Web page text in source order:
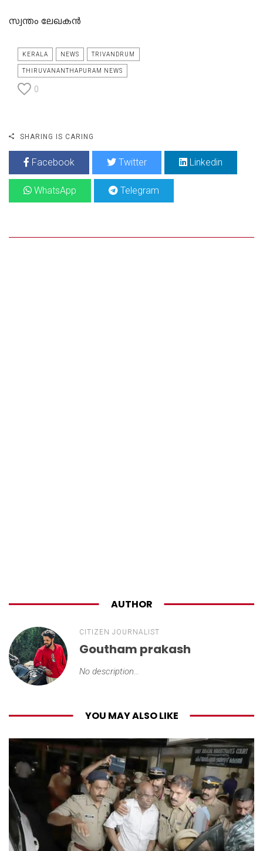
സ്വന്തം ലേഖകൻ
KERALA NEWS TRIVANDRUM
THIRUVANANTHAPURAM NEWS
0
SHARING IS CARING
Facebook Twitter Linkedin
WhatsApp Telegram
AUTHOR
CITIZEN JOURNALIST
Goutham prakash
No description...
YOU MAY ALSO LIKE